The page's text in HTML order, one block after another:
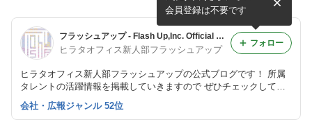
フラッシュアップ - Flash Up,Inc. Official blog
ヒラタオフィス新人部フラッシュアップ
ヒラタオフィス新人部フラッシュアップの公式ブログです！ 所属
タレントの活躍情報を掲載していきますので ぜひチェックしてく
ださい！
会員登録は不要です
フォロー
会社・広報ジャンル 52位